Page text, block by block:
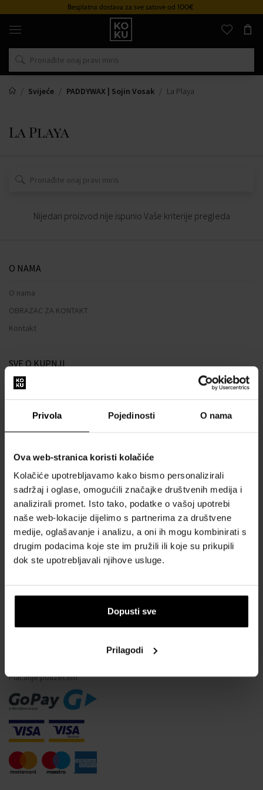
Privola Pojedinosti O nama
Ova web-stranica koristi kolačiće
Kolačiće upotrebljavamo kako bismo personalizirali
sadržaj i oglase, omogućili značajke društvenih medija i
analizirali promet. Isto tako, podatke o vašoj upotrebi
naše web-lokacije dijelimo s partnerima za društvene
medije, oglašavanje i analizu, a oni ih mogu kombinirati s
drugim podacima koje ste im pružili ili koje su prikupili
dok ste upotrebljavali njihove usluge.
Dopusti sve
Prilagodi
Besplatna dostava za sve satove od 100€
Originalni
parfemi
satovi
na
mjestu
Svijeće
PADDYWAX | Sojin Vosak La Playa
La Playa
Nijedan proizvod nije ispunio Vaše kriterije pregleda
O NAMA
O nama
OBRAZAC ZA KONTAKT
Kontakt
SVE O KUPNJI
Sustav vjernosti
Način dostave
Kada ću dobiti naručenu robu?
Zašto parfemi i satovi od nas?
Što je tester parfema?
Vodootpornost satova
Često postavljana pitanja
Samo originalna roba
Odustajanje od ugovora
Promjena pristanka za kolačiće
Plaćanje pouzećem